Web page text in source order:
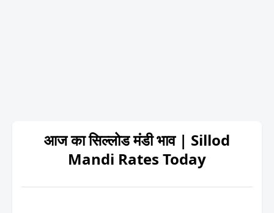
आज का सिल्लोड मंडी भाव | Sillod
Mandi Rates Today